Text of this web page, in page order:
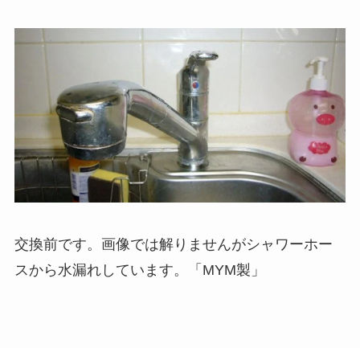
交換前です。画像では解りませんがシャワーホー
スから水漏れしています。「MYM製」